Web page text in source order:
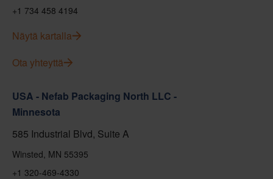
+1 734 458 4194
Näytä kartalla
Ota yhteyttä
USA - Nefab Packaging North LLC -
Minnesota
585 Industrial Blvd, Suite A
Winsted, MN 55395
+1 320-469-4330